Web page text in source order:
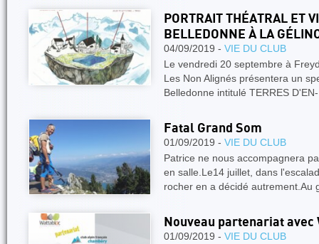
PORTRAIT THÉATRAL ET
BELLEDONNE À LA
04/09/2019 - VIE DU CLUB
Le vendredi 20 septembre à
Les Non Alignés présentera un
Belledonne intitulé TERRES
Fatal Grand Som
01/09/2019 - VIE DU CLUB
Patrice ne nous accompagnera
en salle.Le14 juillet, dans
rocher en a décidé autrement.Au
Nouveau partenariat avec
01/09/2019 - VIE DU CLUB